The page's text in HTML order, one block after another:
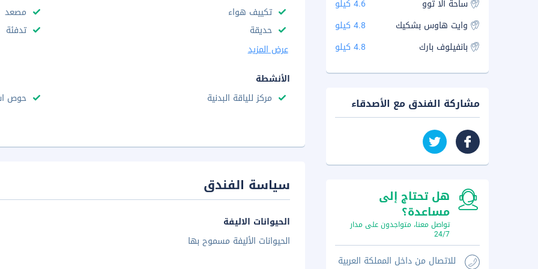
تكييف هواء
مصعد
حديقة
تدفئة
عرض المزيد
الأنشطة
مركز للياقة البدنية
حوص
سياسة الفندق
الحيوانات الاليفة
الحيوانات الأليفة مسموح بها
ساحة ألا توو
4.6 كيلو
وايت هاوس بشكيك
4.8 كيلو
بانفيلوف بارك
4.8 كيلو
مشاركة الفندق مع الأصدقاء
هل تحتاج إلى
مساعدة؟
تواصل معنا، متواجدون على مدار
24/7
للاتصال من داخل المملكة العربية